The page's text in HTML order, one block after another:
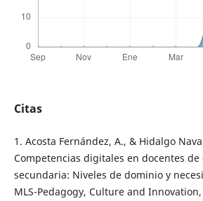
Citas
1. Acosta Fernández, A., & Hidalgo
Competencias digitales en docentes de
secundaria: Niveles de dominio y
MLS-Pedagogy, Culture and Innovation,